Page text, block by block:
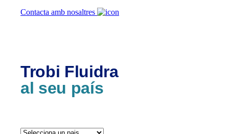
Contacta amb nosaltres
Trobi Fluidra
al seu país